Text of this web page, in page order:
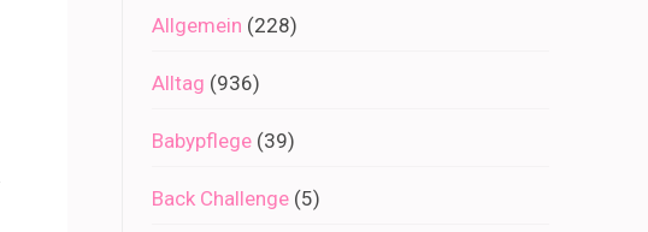
Allgemein (228)
Alltag (936)
Babypflege (39)
Back Challenge (5)